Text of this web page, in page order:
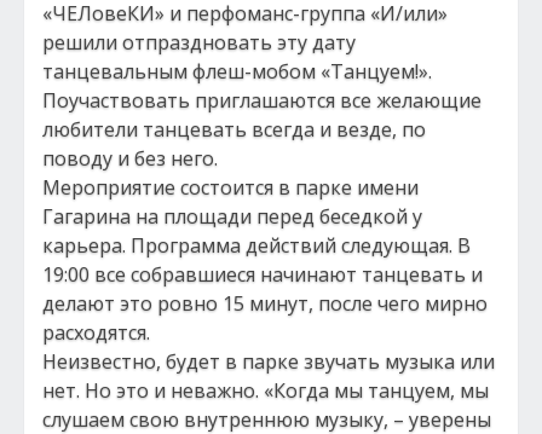
«ЧЕЛовеКИ» и перфоманс-группа «И/или»
решили отпраздновать эту дату
танцевальным флеш-мобом «Танцуем!».
Поучаствовать приглашаются все желающие
любители танцевать всегда и везде, по
поводу и без него.
Мероприятие состоится в парке имени
Гагарина на площади перед беседкой у
карьера. Программа действий следующая. В
19:00 все собравшиеся начинают танцевать и
делают это ровно 15 минут, после чего мирно
расходятся.
Неизвестно, будет в парке звучать музыка или
нет. Но это и неважно. «Когда мы танцуем, мы
слушаем свою внутреннюю музыку, – уверены